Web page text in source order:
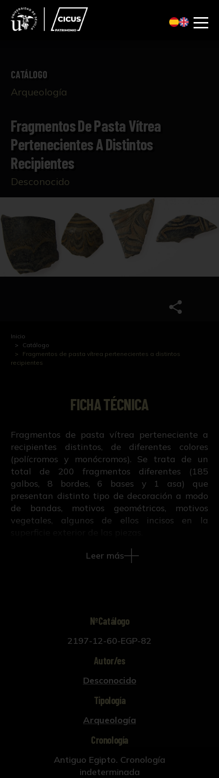
CATÁLOGO
Arqueología
Fragmentos De Pasta Vítrea
Pertenecientes A Distintos
Recipientes
Desconocido
Inicio
Catálogo
Fragmentos de pasta vítrea pertenecientes a distintos
recipientes
FICHA TÉCNICA
Fragmentos de pasta vítrea perteneciente a
recipientes distintos, de diferentes colores
(polícromos y monócromos). Se trata de un
total de 200 fragmentos diferentes (185
galbos, 8 bordes, 6 bases y 1 asa) que
presentan distinto tipo de decoración a modo
de bandas, motivos geométricos, motivos
vegetales, algunos de ellos incisos en la
Leer más
NºCatálogo
2197-12-60-EGP-82
Autor/es
Desconocido
Tipología
Arqueología
Cronología
Antiguo Egipto. Cronología
indeterminada